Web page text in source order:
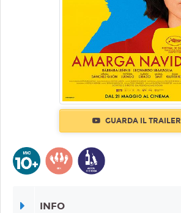
GUARDA IL TRAILER
INFO